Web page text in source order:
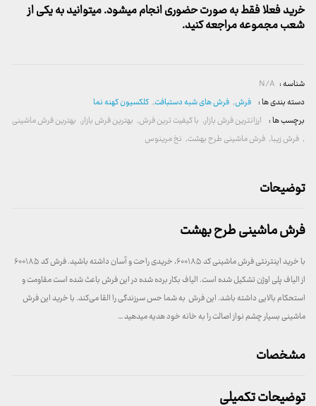
خرید فعلا فقط به صورت حضوری انجام میشود. میتوانید به یکی از
شعب مجموعه مراجعه کنید.
شناسه : N/A
دسته بندی ها : فرش, فرش های شبه دستبافت, کلکسیون کهنه نما
برچسب ها : ارزانترین فرش بازار, با کیفیت ترین فرش, بهترین فرش بازار, بهترین فرش ماشینی
, فرش زیبا, فرش ماشینی طرح بهشت, نخ مرینوس
توضیحات
فرش ماشینی طرح بهشت
با خرید اینترنتی فرش ماشینی کد ۶۰۰۱۸۵، خریدی راحت و آسان داشته باشید. فرش کد ۶۰۰۱۸۵
از الیاف پلی اوژن تشکیل شده است. الیاف بکار برده شده در این فرش باعث شده است مقاومت و
استحکام بالایی داشته باشد. این فرش به شما حس سرزندگی را القا می‌کند. با خرید این فرش
ماشینی بسیار چشم نواز اصالت را به خانه خود هدیه میدهید …
مشخصات
توضیحات تکمیلی